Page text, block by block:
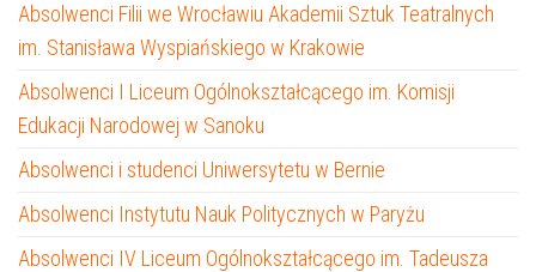
Absolwenci Filii we Wrocławiu Akademii Sztuk Teatralnych
im. Stanisława Wyspiańskiego w Krakowie
Absolwenci I Liceum Ogólnokształcącego im. Komisji
Edukacji Narodowej w Sanoku
Absolwenci i studenci Uniwersytetu w Bernie
Absolwenci Instytutu Nauk Politycznych w Paryżu
Absolwenci IV Liceum Ogólnokształcącego im. Tadeusza